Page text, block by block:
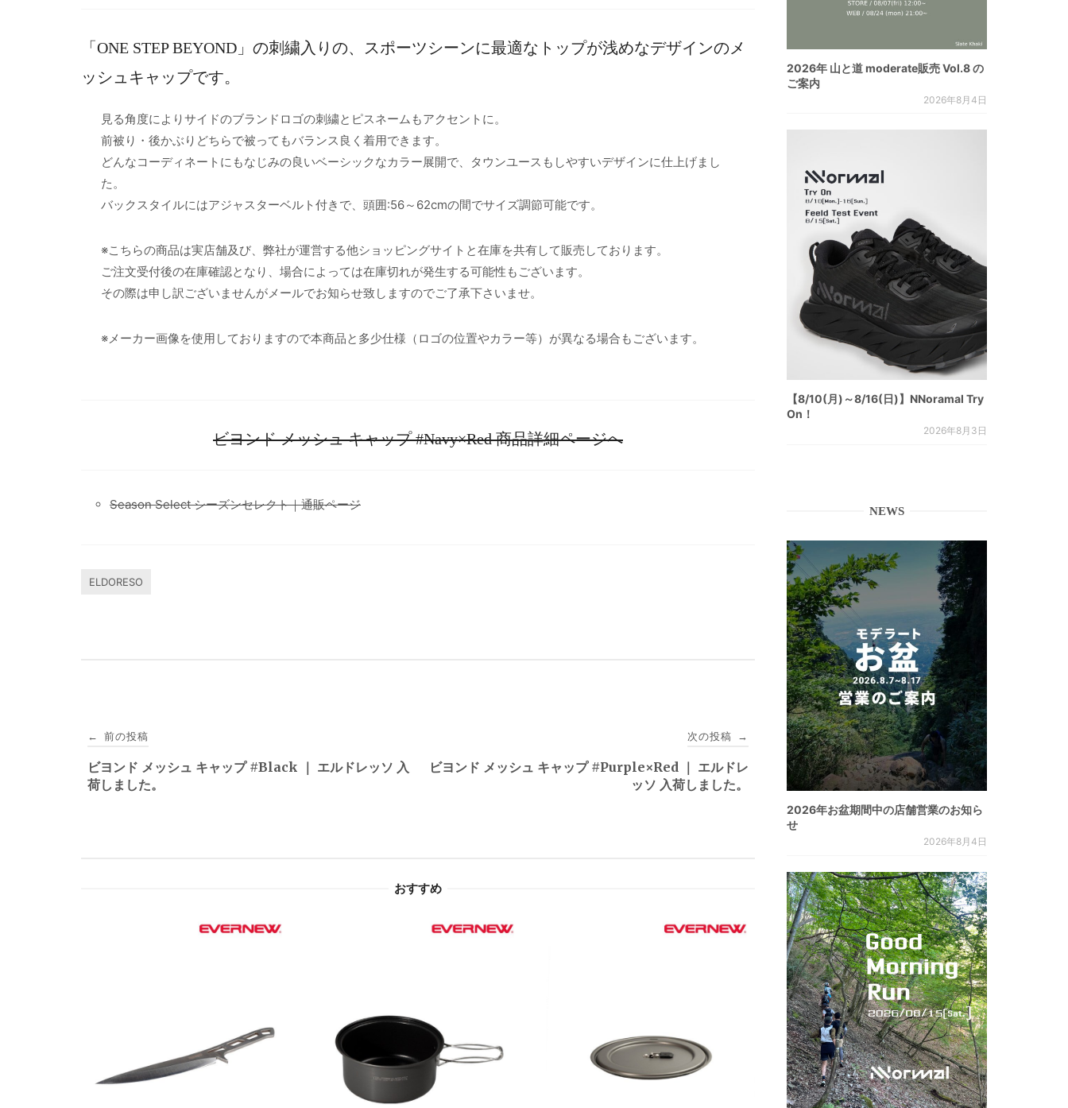
「ONE STEP BEYOND」の刺繍入りの、スポーツシーンに最適なトップが浅めなデザインのメ
ッシュキャップです。
見る角度によりサイドのブランドロゴの刺繍とピスネームもアクセントに。
前被り・後かぶりどちらで被ってもバランス良く着用できます。
どんなコーディネートにもなじみの良いベーシックなカラー展開で、タウンユースもしやすいデザインに仕上げまし
た。
バックスタイルにはアジャスターベルト付きで、頭囲:56～62cmの間でサイズ調節可能です。
※こちらの商品は実店舗及び、弊社が運営する他ショッピングサイトと在庫を共有して販売しております。
ご注文受付後の在庫確認となり、場合によっては在庫切れが発生する可能性もございます。
その際は申し訳ございませんがメールでお知らせ致しますのでご了承下さいませ。
※メーカー画像を使用しておりますので本商品と多少仕様（ロゴの位置やカラー等）が異なる場合もございます。
ビヨンド メッシュ キャップ #Navy×Red 商品詳細ページへ
Season Select シーズンセレクト｜通販ページ
ELDORESO
稿
ナ
← 前の投稿
ビヨンド メッシュ キャップ #Black ｜ エルドレッソ 入
荷しました。
次の投稿 →
ビヨンド メッシュ キャップ #Purple×Red ｜ エルドレ
ッソ 入荷しました。
おすすめ
2026年 山と道 moderate販売 Vol.8 の
ご案内
2026年8月4日
【8/10(月)～8/16(日)】NNoramal Try
On！
2026年8月3日
NEWS
2026年お盆期間中の店舗営業のお知ら
せ
2026年8月4日